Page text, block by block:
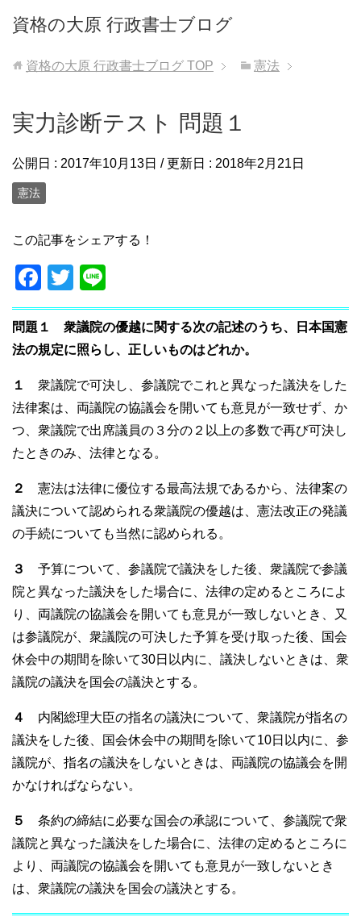
資格の大原 行政書士ブログ
資格の大原 行政書士ブログ TOP 憲法
実力診断テスト 問題１
公開日 : 2017年10月13日 / 更新日 : 2018年2月21日
憲法
この記事をシェアする！
F
a
c
e
b
o
o
k
T
wi
tt
er
n
e
問題１ 衆議院の優越に関する次の記述のうち、日本国憲
法の規定に照らし、正しいものはどれか。
１
衆議院で可決し、参議院でこれと異なった議決をした
法律案は、両議院の協議会を開いても意見が一致せず、か
つ、衆議院で出席議員の３分の２以上の多数で再び可決し
たときのみ、法律となる。
２
憲法は法律に優位する最高法規であるから、法律案の
議決について認められる衆議院の優越は、憲法改正の発議
の手続についても当然に認められる。
３
予算について、参議院で議決をした後、衆議院で参議
院と異なった議決をした場合に、法律の定めるところによ
り、両議院の協議会を開いても意見が一致しないとき、又
は参議院が、衆議院の可決した予算を受け取った後、国会
休会中の期間を除いて30日以内に、議決しないときは、衆
議院の議決を国会の議決とする。
４
内閣総理大臣の指名の議決について、衆議院が指名の
議決をした後、国会休会中の期間を除いて10日以内に、参
議院が、指名の議決をしないときは、両議院の協議会を開
かなければならない。
５
条約の締結に必要な国会の承認について、参議院で衆
議院と異なった議決をした場合に、法律の定めるところに
より、両議院の協議会を開いても意見が一致しないとき
は、衆議院の議決を国会の議決とする。